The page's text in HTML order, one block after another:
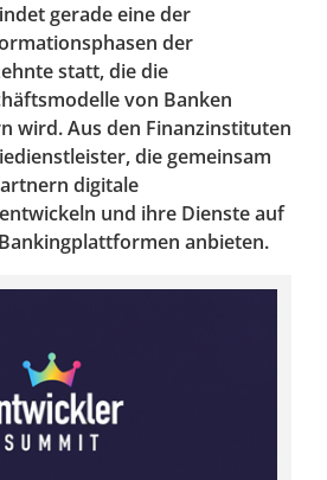
gerade eine der
der
statt, die die
von Banken
wird. Aus den Finanzinstituten
die gemeinsam
digitale
und ihre Dienste auf
anbieten.